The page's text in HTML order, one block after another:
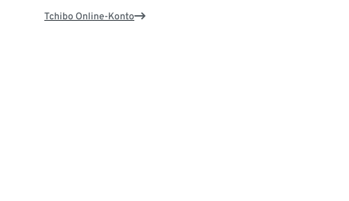
Tchibo Online-Konto